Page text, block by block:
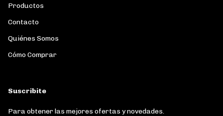
Productos
Contacto
Quiénes Somos
Cómo Comprar
Suscribite
Para obtener las mejores ofertas y novedades.